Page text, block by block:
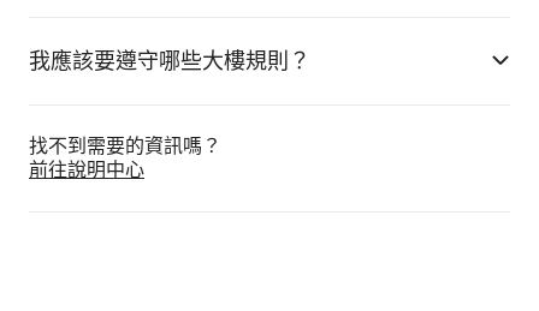
我應該要遵守哪些大樓規則？
找不到需要的資訊嗎⁠？
前往說明中心